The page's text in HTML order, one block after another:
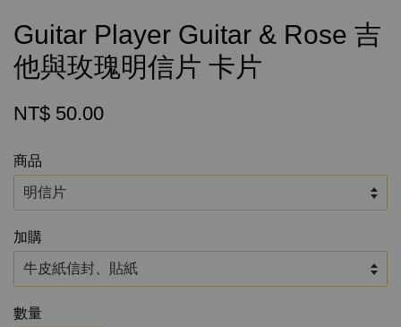
Guitar Player Guitar & Rose 吉
他與玫瑰明信片 卡片
NT$ 50.00
商品
加購
數量